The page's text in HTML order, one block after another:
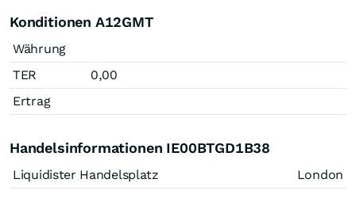
Konditionen A12GMT
Währung
TER
0,00
Ertrag
Handelsinformationen IE00BTGD1B38
Liquidister Handelsplatz London